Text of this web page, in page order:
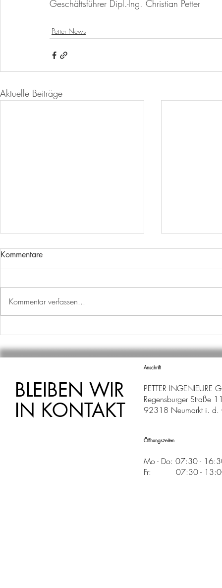
Geschäftsführer Dipl.-Ing. Christian Petter
Petter News
Aktuelle Beiträge
Kommentare
Kommentar verfassen...
BLEIBEN WIR
IN KONTAKT
Anschrift
PETTER INGENIEURE
Regensburger Straße
92318 Neumarkt i. d.
Öffnungszeiten
Mo - Do: 07:30 -
Fr: 07:30 -